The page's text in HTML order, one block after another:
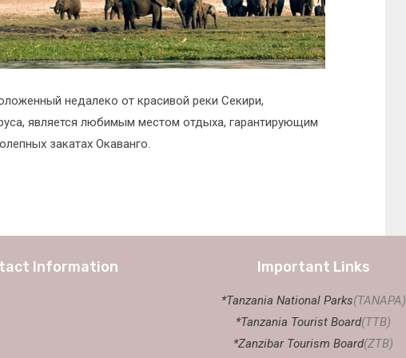
недалеко от красивой реки Секири,
является любимым местом отдыха, гарантирующим
закатах Окаванго.
Information Important Links
*Tanzania National Parks(TANAPA)
*Tanzania Tourist Board(TTB)
*Zanzibar Tourism Board(ZTB)